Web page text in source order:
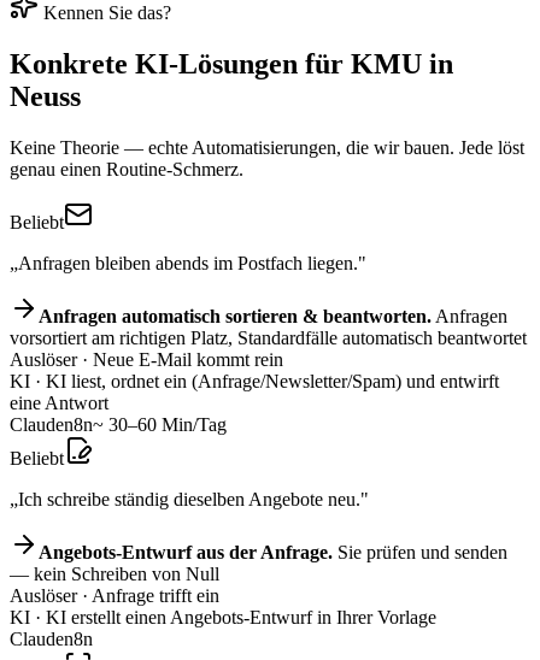
Kennen Sie das?
Konkrete KI-Lösungen für KMU in
Neuss
Keine Theorie — echte Automatisierungen, die wir bauen. Jede löst
genau einen Routine-Schmerz.
Beliebt
„Anfragen bleiben abends im Postfach liegen."
Anfragen automatisch sortieren & beantworten. Anfragen
vorsortiert am richtigen Platz, Standardfälle automatisch beantwortet
Auslöser· Neue E-Mail kommt rein
KI · KI liest, ordnet ein (Anfrage/Newsletter/Spam) und entwirft
eine Antwort
Clauden8n~ 30–60 Min/Tag
Beliebt
„Ich schreibe ständig dieselben Angebote neu."
Angebots-Entwurf aus der Anfrage. Sie prüfen und senden
— kein Schreiben von Null
Auslöser· Anfrage trifft ein
KI · KI erstellt einen Angebots-Entwurf in Ihrer Vorlage
Clauden8n